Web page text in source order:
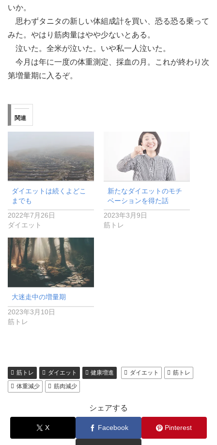
いか。
思わずタニタの新しい体組成計を買い、恐る恐る乗って
みた。やはり筋肉量はやや少ないとある。
泣いた。全米が泣いた。いや私一人泣いた。
今月は年に一度の体重測定、採血の月。これが終わり次
第増量期に入るぞ。
関連
ダイエットは続くよどこ
までも
2022年7月26日
ダイエット
新たなダイエットのモチ
ベーションを得た話
2023年3月9日
筋トレ
大迷走中の増量期
2023年3月10日
筋トレ
筋トレ ダイエット 健康増進 ダイエット
筋トレ
体重減少
筋肉減少
シェアする
X Facebook Pinterest